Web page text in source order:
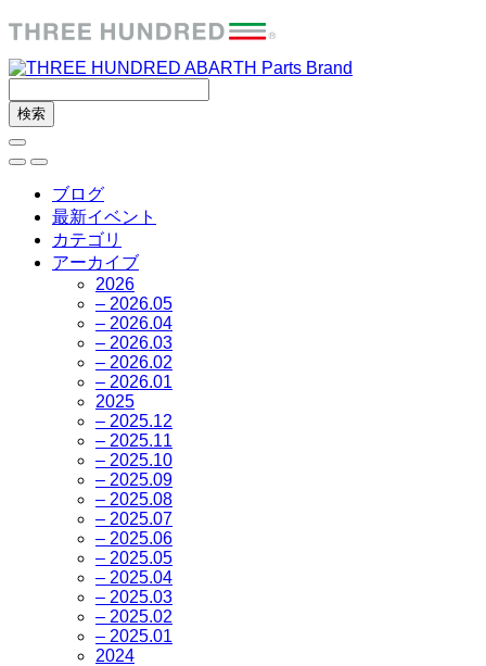
ブログ
最新イベント
カテゴリ
アーカイブ
2026
– 2026.05
– 2026.04
– 2026.03
– 2026.02
– 2026.01
2025
– 2025.12
– 2025.11
– 2025.10
– 2025.09
– 2025.08
– 2025.07
– 2025.06
– 2025.05
– 2025.04
– 2025.03
– 2025.02
– 2025.01
2024